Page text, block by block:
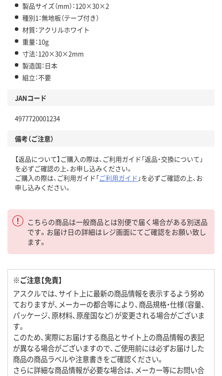
製品サイズ（mm）：120×30×2
種別1：無地板（テープ付き）
材質：アクリルホワイト
重量：10g
寸法：120×30×2mm
製造国：日本
組立：不要
JANコード
4977720001234
備考（ご注意）
【返品について】ご購入の際は、ご利用ガイド「返品・交換について」
を必ずご確認の上、お申し込みください。
ご購入の際は、ご利用ガイド「ご利用ガイド 」を必ずご確認の上、お
申し込みください。
こちらの商品は一般商品とは別便で届く場合がある別送品
です。お届け日の詳細はレジ画面にてご確認をお願い致し
ます。
※ご注意【免責】
アスクルでは、サイト上に最新の商品情報を表示するよう努め
ておりますが、メーカーの都合等により、商品規格・仕様（容量、
パッケージ、原材料、原産国など）が変更される場合がございま
す。
このため、実際にお届けする商品とサイト上の商品情報の表記
が異なる場合がございますので、ご使用前には必ずお届けした
商品の商品ラベルや注意書きをご確認ください。
さらに詳細な商品情報が必要な場合は、メーカー等にお問い合